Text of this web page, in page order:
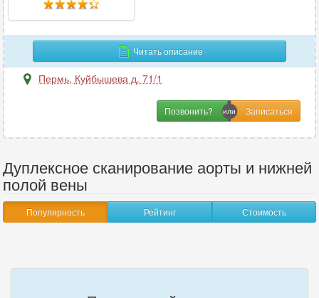
Читать описание
Пермь, Куйбышева д. 71/1
Позвонить?
Дуплексное сканирование аорты и нижней
полой вены
Популярность Рейтинг Стоимость